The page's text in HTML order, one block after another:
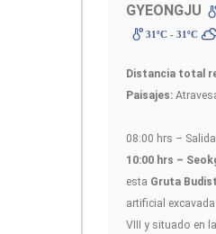
GYEONGJU
31ºC - 31ºC
Distancia total
Paisajes:
08:00 hrs –
10:00 hrs –
esta Gruta
artificial
VIII y situado en